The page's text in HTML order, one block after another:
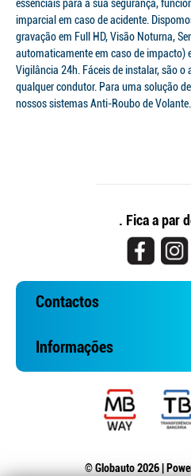
essenciais para a sua segurança,
imparcial em caso de acidente.
gravação em Full HD, Visão Noturna,
automaticamente em caso de impacto)
Vigilância 24h. Fáceis de instalar, são o
qualquer condutor. Para uma solução
nossos sistemas Anti-Roubo de Volante.
. Fica a par
Contactos
Informações
© Globauto 2026 |